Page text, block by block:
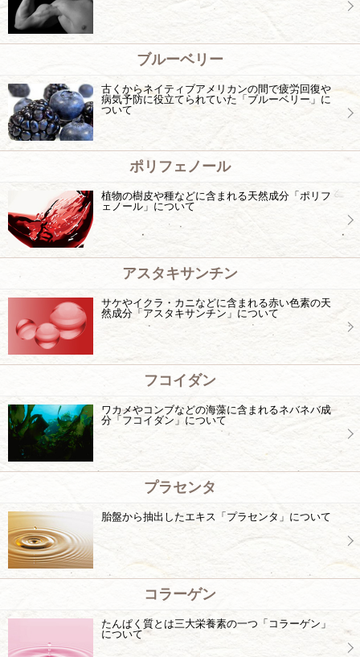
ブルーベリー
古くからネイティブアメリカンの間で疲労回復や
病気予防に役立てられていた「ブルーベリー」に
ついて
ポリフェノール
植物の樹皮や種などに含まれる天然成分「ポリフ
ェノール」について
アスタキサンチン
サケやイクラ・カニなどに含まれる赤い色素の天
然成分「アスタキサンチン」について
フコイダン
ワカメやコンブなどの海藻に含まれるネバネバ成
分「フコイダン」について
プラセンタ
胎盤から抽出したエキス「プラセンタ」について
コラーゲン
たんぱく質とは三大栄養素の一つ「コラーゲン」
について